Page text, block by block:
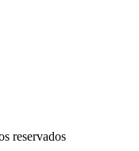
reservados